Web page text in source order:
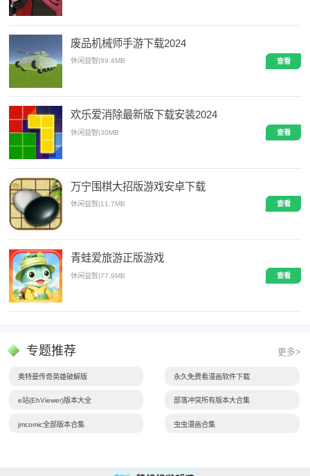
废品机械师手游下载2024
休闲益智 |99.4MB 查看
欢乐爱消除最新版下载安装2024
休闲益智|30MB 查看
万宁围棋大招版游戏安卓下载
休闲益智|11.7MB 查看
青蛙爱旅游正版游戏
休闲益智|77.9MB 查看
专题推荐 更多>
奥特曼传奇英雄破解版 永久免费看漫画软件下载
e站(EhViewer)版本大全 部落冲突所有版本大合集
jmcomic全部版本合集 虫虫漫画合集